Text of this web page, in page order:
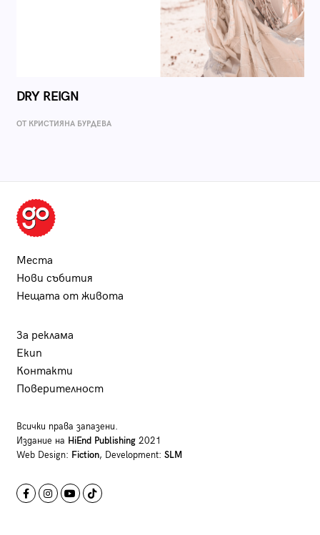
DRY REIGN
ОТ КРИСТИЯНА БУРДЕВА
Места
Нови събития
Нещата от живота
За реклама
Екип
Контакти
Поверителност
Всички права запазени.
Издание на HiEnd Publishing2021
Web Design: Fiction, Development: SLM